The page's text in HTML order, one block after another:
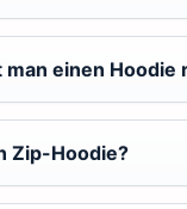
einen Hoodie
Zip-Hoodie?